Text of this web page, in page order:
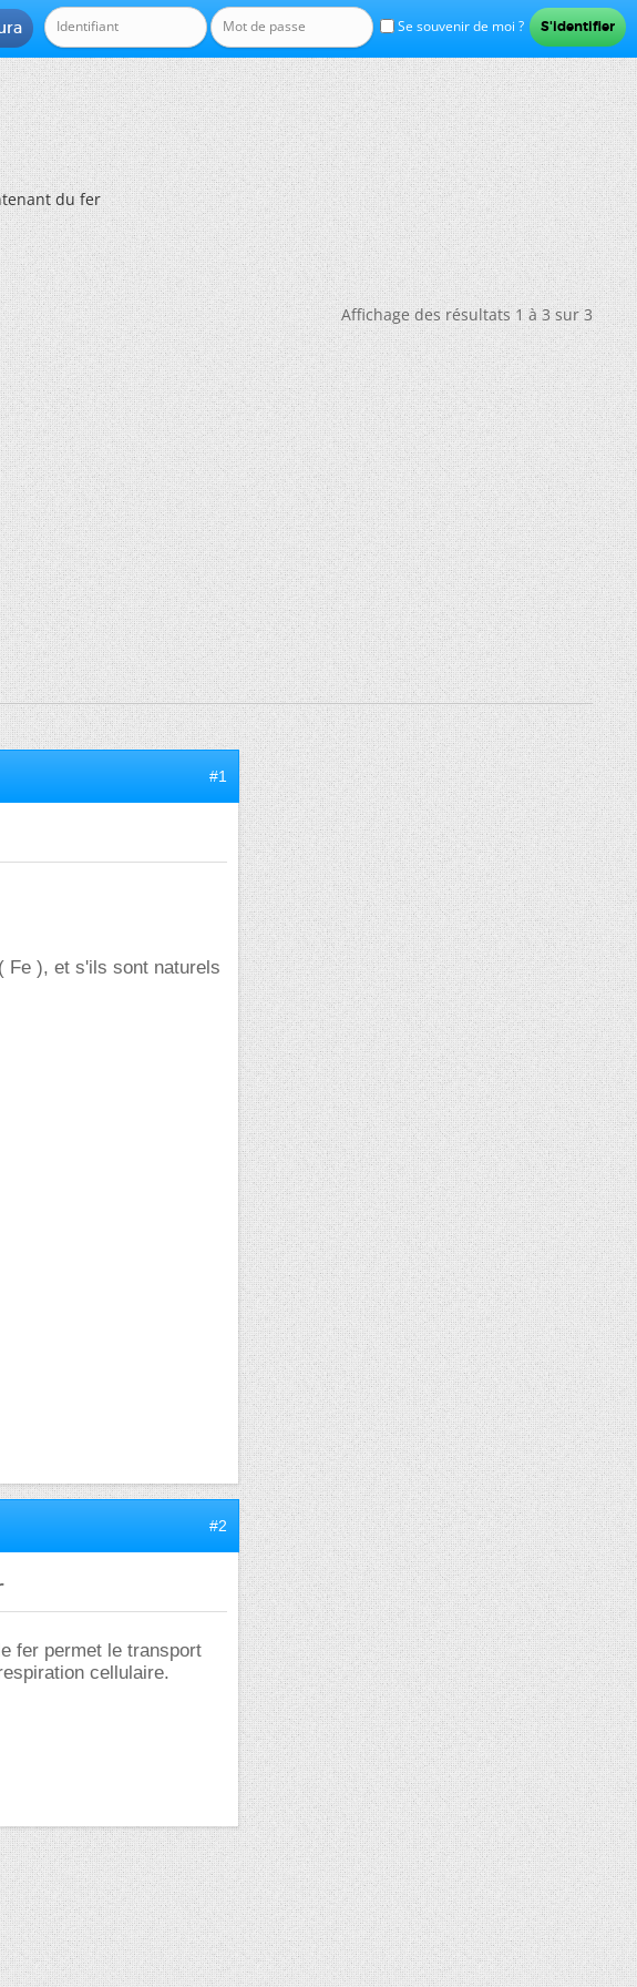
Se souvenir de moi ?
du fer
Affichage des résultats 1 à 3 sur 3
#1
Fe ), et s'ils sont naturels
#2
fer permet le transport
cellulaire.